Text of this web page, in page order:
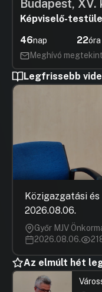
Budapest,
Képviselő-
46nap 22óra
Meghívó
Legfrissebb
Közigazgatási
2026.08.06.
Győr MJV
2026.08.06.
Az elmúlt hét